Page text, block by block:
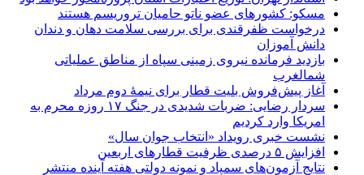
مسکو: کشورهای عضو ناتو حامیان تروریسم هستند
درخواست ظفرقندی برای بررسی سلامت دهان و دندان
دانش آموزان
بازدید فرمانده نیروی زمینی سپاه از مناطق عملیاتی
شمالغرب
آغاز پیش‌فروش بلیت قطار برای نیمۀ دوم مرداد
سردار رضایی: ضربات شدیدی در جنگ ۱۷ روزه محرم به
امریکا وارد کردیم
نشست خبری رویداد «انتخاب جوان سال»
افزایش ۵ درصدی ظرفیت قطارهای اربعین
نتایج آزمون‌های سمپاد و نمونه دولتی هفته آینده منتشر